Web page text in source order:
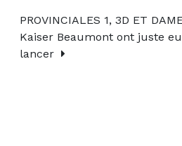
PROVINCIALES 1, 3D ET
Kaiser Beaumont ont juste
lancer